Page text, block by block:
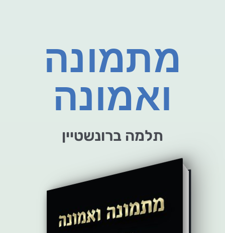
מתמונה
ואמונה
תלמה ברונשטיין